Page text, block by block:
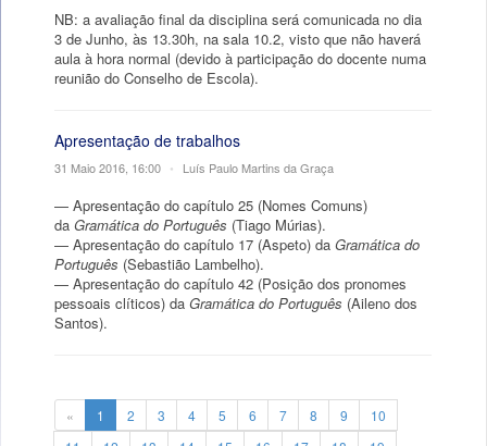
NB: a avaliação final da disciplina será comunicada no dia
3 de Junho, às 13.30h, na sala 10.2, visto que não haverá
aula à hora normal (devido à participação do docente numa
reunião do Conselho de Escola).
Apresentação de trabalhos
31 Maio 2016, 16:00 • Luís Paulo Martins da Graça
— Apresentação do capítulo 25 (Nomes Comuns)
da Gramática do Português (Tiago Múrias).
— Apresentação do capítulo 17 (Aspeto) da Gramática do
Português (Sebastião Lambelho).
— Apresentação do capítulo 42 (Posição dos pronomes
pessoais clíticos) da Gramática do Português (Aileno dos
Santos).
« 1 2 3 4 5 6 7 8 9
10